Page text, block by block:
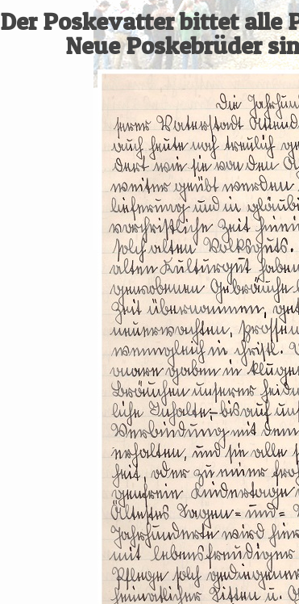
Der Poskevatter bittet alle
Neue Poskebrüder